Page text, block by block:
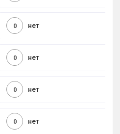
нет
0
нет
0
нет
0
нет
0